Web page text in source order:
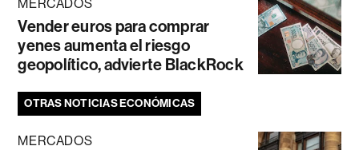
MERCADOS
Vender euros para comprar
yenes aumenta el riesgo
geopolítico, advierte BlackRock
OTRAS NOTICIAS ECONÓMICAS
MERCADOS